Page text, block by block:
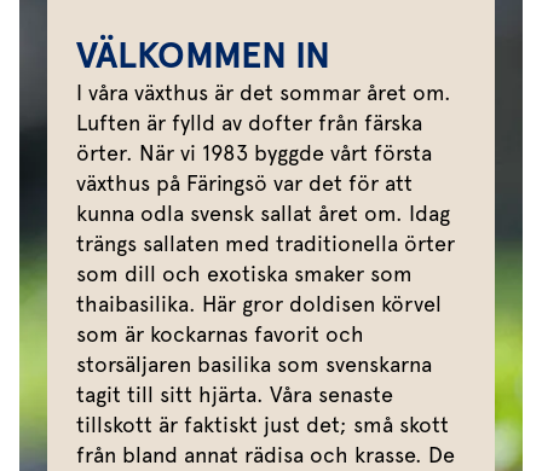
VÄLKOMMEN IN
I våra växthus är det sommar året om.
Luften är fylld av dofter från färska
örter. När vi 1983 byggde vårt första
växthus på Färingsö var det för att
kunna odla svensk sallat året om. Idag
trängs sallaten med traditionella örter
som dill och exotiska smaker som
thaibasilika. Här gror doldisen körvel
som är kockarnas favorit och
storsäljaren basilika som svenskarna
tagit till sitt hjärta. Våra senaste
tillskott är faktiskt just det; små skott
från bland annat rädisa och krasse. De